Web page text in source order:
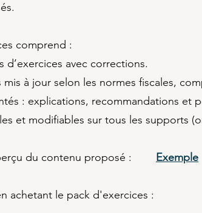
comprend :
d’exercices avec corrections.
à jour selon les normes fiscales,
: explications, recommandations et
et modifiables sur tous les supports
du contenu proposé :​ Exemple
achetant le pack d'exercices :